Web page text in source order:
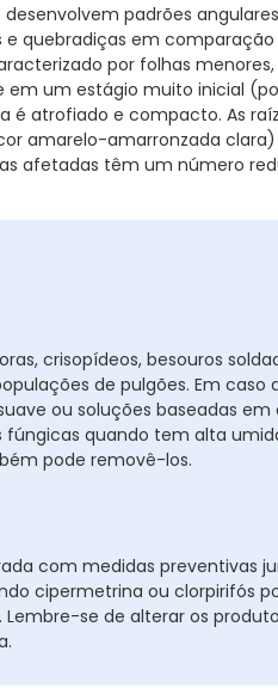
padrões
quebradiças em
por folhas
um estágio muito inicial
atrofiado e compacto. As
amarelo-amarronzada
afetadas têm um número
crisopídeos, besouros
de pulgões. Em caso
ou soluções baseadas em
quando tem alta
pode removê-los.
com medidas preventivas
cipermetrina ou clorpirifós
se de alterar os